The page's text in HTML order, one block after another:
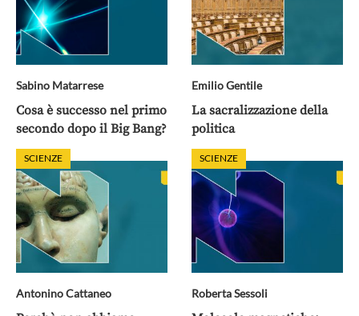
Sabino Matarrese
Cosa è successo nel primo
secondo dopo il Big Bang?
Emilio Gentile
La sacralizzazione della
politica
SCIENZE
Antonino Cattaneo
SCIENZE
Roberta Sessoli